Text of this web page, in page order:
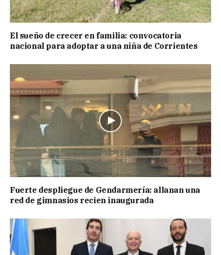
El sueño de crecer en familia: convocatoria
nacional para adoptar a una niña de Corrientes
Fuerte despliegue de Gendarmería: allanan una
red de gimnasios recien inaugurada